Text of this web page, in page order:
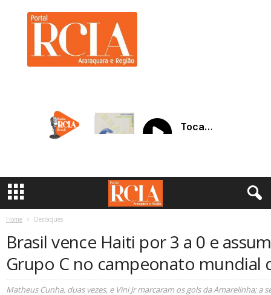
a
Home Destaques
Brasil vence Haiti por 3 a 0 e
Grupo C no campeonato mundial
Matheus Cunha, duas vezes, e Vini Jr marcaram os gols da Amarelinha; a